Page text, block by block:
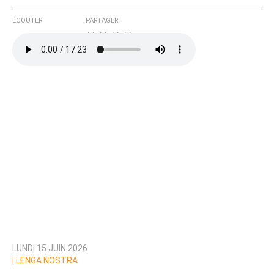
ÉCOUTER PARTAGER
LUNDI 15 JUIN 2026
LENGA NOSTRA